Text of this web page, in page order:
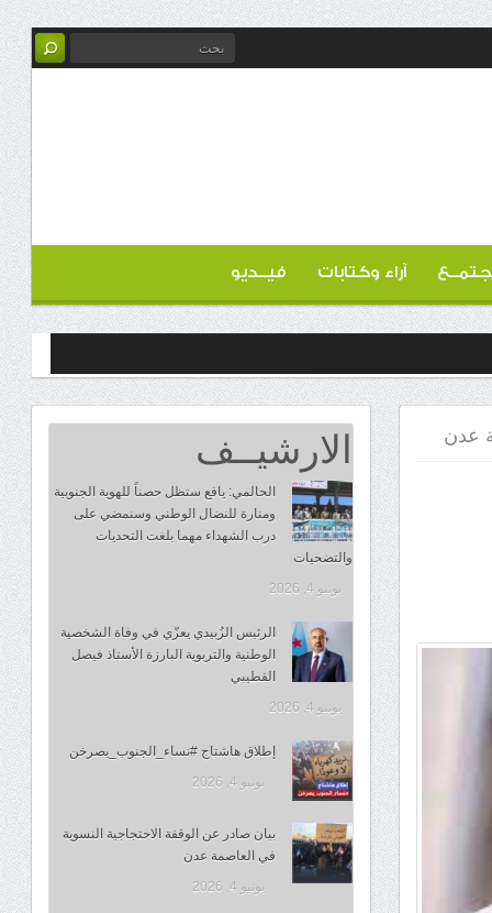
آراء وكتابات فيــديو
عدن الارشيــف
الحالمي: يافع ستظل حصناً للهوية الجنوبية
ومنارة للنضال الوطني وسنمضي على
درب الشهداء مهما بلغت التحديات
والتضحيات
يونيو 4, 2026
الرئيس الزُبيدي يعزّي في وفاة الشخصية
الوطنية والتربوية البارزة الأستاذ فيصل
القطيبي
يونيو 4, 2026
إطلاق هاشتاج #نساء_الجنوب_يصرخن
يونيو 4, 2026
بيان صادر عن الوقفة الاحتجاجية النسوية
في العاصمة عدن
يونيو 4, 2026